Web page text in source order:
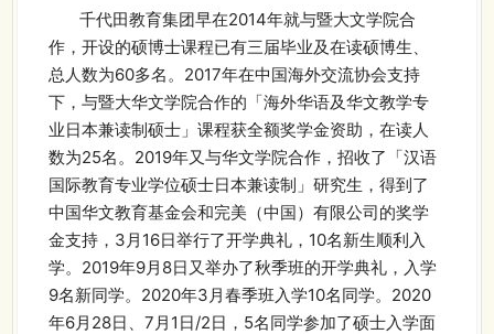
千代田教育集团早在2014年就与暨大文学院合
作，开设的硕博士课程已有三届毕业及在读硕博生、
总人数为60多名。2017年在中国海外交流协会支持
下，与暨大华文学院合作的「海外华语及华文教学专
业日本兼读制硕士」课程获全额奖学金资助，在读人
数为25名。2019年又与华文学院合作，招收了「汉语
国际教育专业学位硕士日本兼读制」研究生，得到了
中国华文教育基金会和完美（中国）有限公司的奖学
金支持，3月16日举行了开学典礼，10名新生顺利入
学。2019年9月8日又举办了秋季班的开学典礼，入学
9名新同学。2020年3月春季班入学10名同学。2020
年6月28日、7月1日/2日，5名同学参加了硕士入学面